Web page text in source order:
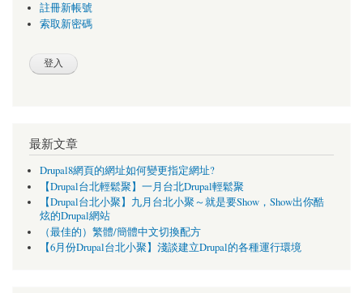
註冊新帳號
索取新密碼
最新文章
Drupal8網頁的網址如何變更指定網址?
【Drupal台北輕鬆聚】一月台北Drupal輕鬆聚
【Drupal台北小聚】九月台北小聚～就是要Show，Show出你酷
炫的Drupal網站
（最佳的）繁體/簡體中文切換配方
【6月份Drupal台北小聚】淺談建立Drupal的各種運行環境